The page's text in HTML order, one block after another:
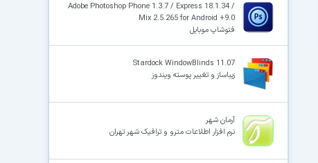
Adobe Photoshop Phone 1.3.7 / Express 18.1.34 /
Mix 2.5.265 for Android +9.0
فتوشاپ موبایل
Stardock WindowBlinds 11.07
زیباساز و تغییر پوسته ویندوز
آرمان شهر
نرم افزار اطلاعات مترو و ترافیک شهر تهران